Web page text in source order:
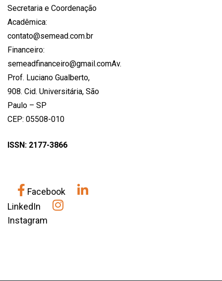
Secretaria e Coordenação
Acadêmica:
contato@semead.com.br
Financeiro:
semeadfinanceiro@gmail.comAv.
Prof. Luciano Gualberto,
908. Cid. Universitária, São
Paulo – SP
CEP: 05508-010
ISSN: 2177-3866
Facebook
LinkedIn
Instagram